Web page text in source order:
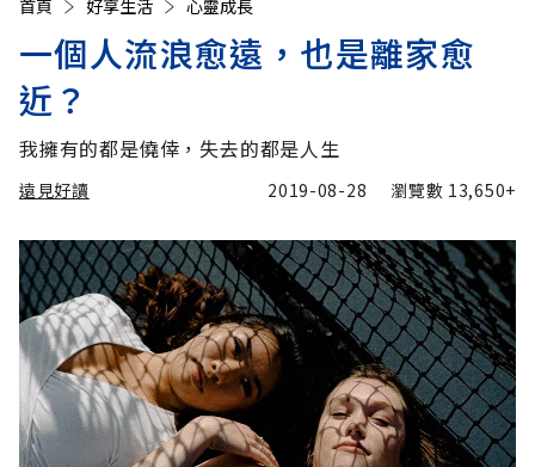
首頁 好享生活 心靈成長
一個人流浪愈遠，也是離家愈
近？
我擁有的都是僥倖，失去的都是人生
遠見好讀 2019-08-28 瀏覽數 13,650+